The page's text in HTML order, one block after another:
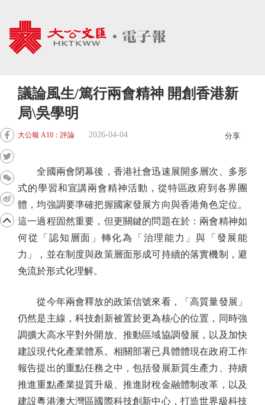
議論風生/篤行兩會精神 開創香港新
局\吳學明
大公報 A10：評論 2026-04-04 分享
全國兩會閉幕後，香港社會迅速展開多層次、多形
式的學習和宣講兩會精神活動，從特區政府到各界團
體，均強調要準確把握國家發展方向與香港角色定位。
這一過程固然重要，但更關鍵的問題在於：兩會精神如
何從「認知層面」轉化為「治理能力」與「發展能
力」，並在制度與政策層面形成可持續的落實機制，避
免流於形式化理解。
從今年兩會釋放的政策信號來看，「高質量發展」
仍然是主線，科技創新被置於更為核心的位置，同時強
調擴大高水平對外開放、推動區域協調發展，以及加快
建設現代化產業體系。相關部署已具體體現在政府工作
報告提出的重點任務之中，包括發展新質生產力、持續
推進重點產業提質升級、推進財稅金融體制改革，以及
建設粵港澳大灣區國際科技創新中心，打造世界級科技